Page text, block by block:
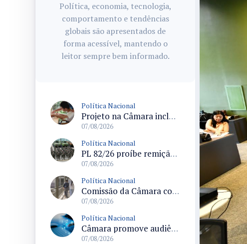
Política, economia, tecnologia,
comportamento e tendências
globais são apresentados de
forma acessível, mantendo o
leitor sempre bem informado.
Política Nacional
Projeto na Câmara inclui estudantes com deficiência no regime escolar especial da LDB e estabelece critérios para frequência
07/08/2026
Política Nacional
PL 82/26 proíbe remição de pena por trabalho em funções militares para condenados por crimes contra o Estado Democrático de Direito
07/08/2026
Política Nacional
Comissão da Câmara convoca audiência para discutir misoginia nas escolas e universidades após divulgação de listas misóginas
07/08/2026
Política Nacional
Câmara promove audiência sobre Marco de Fomento à Economia Digital e impactos da inteligência artificial
07/08/2026